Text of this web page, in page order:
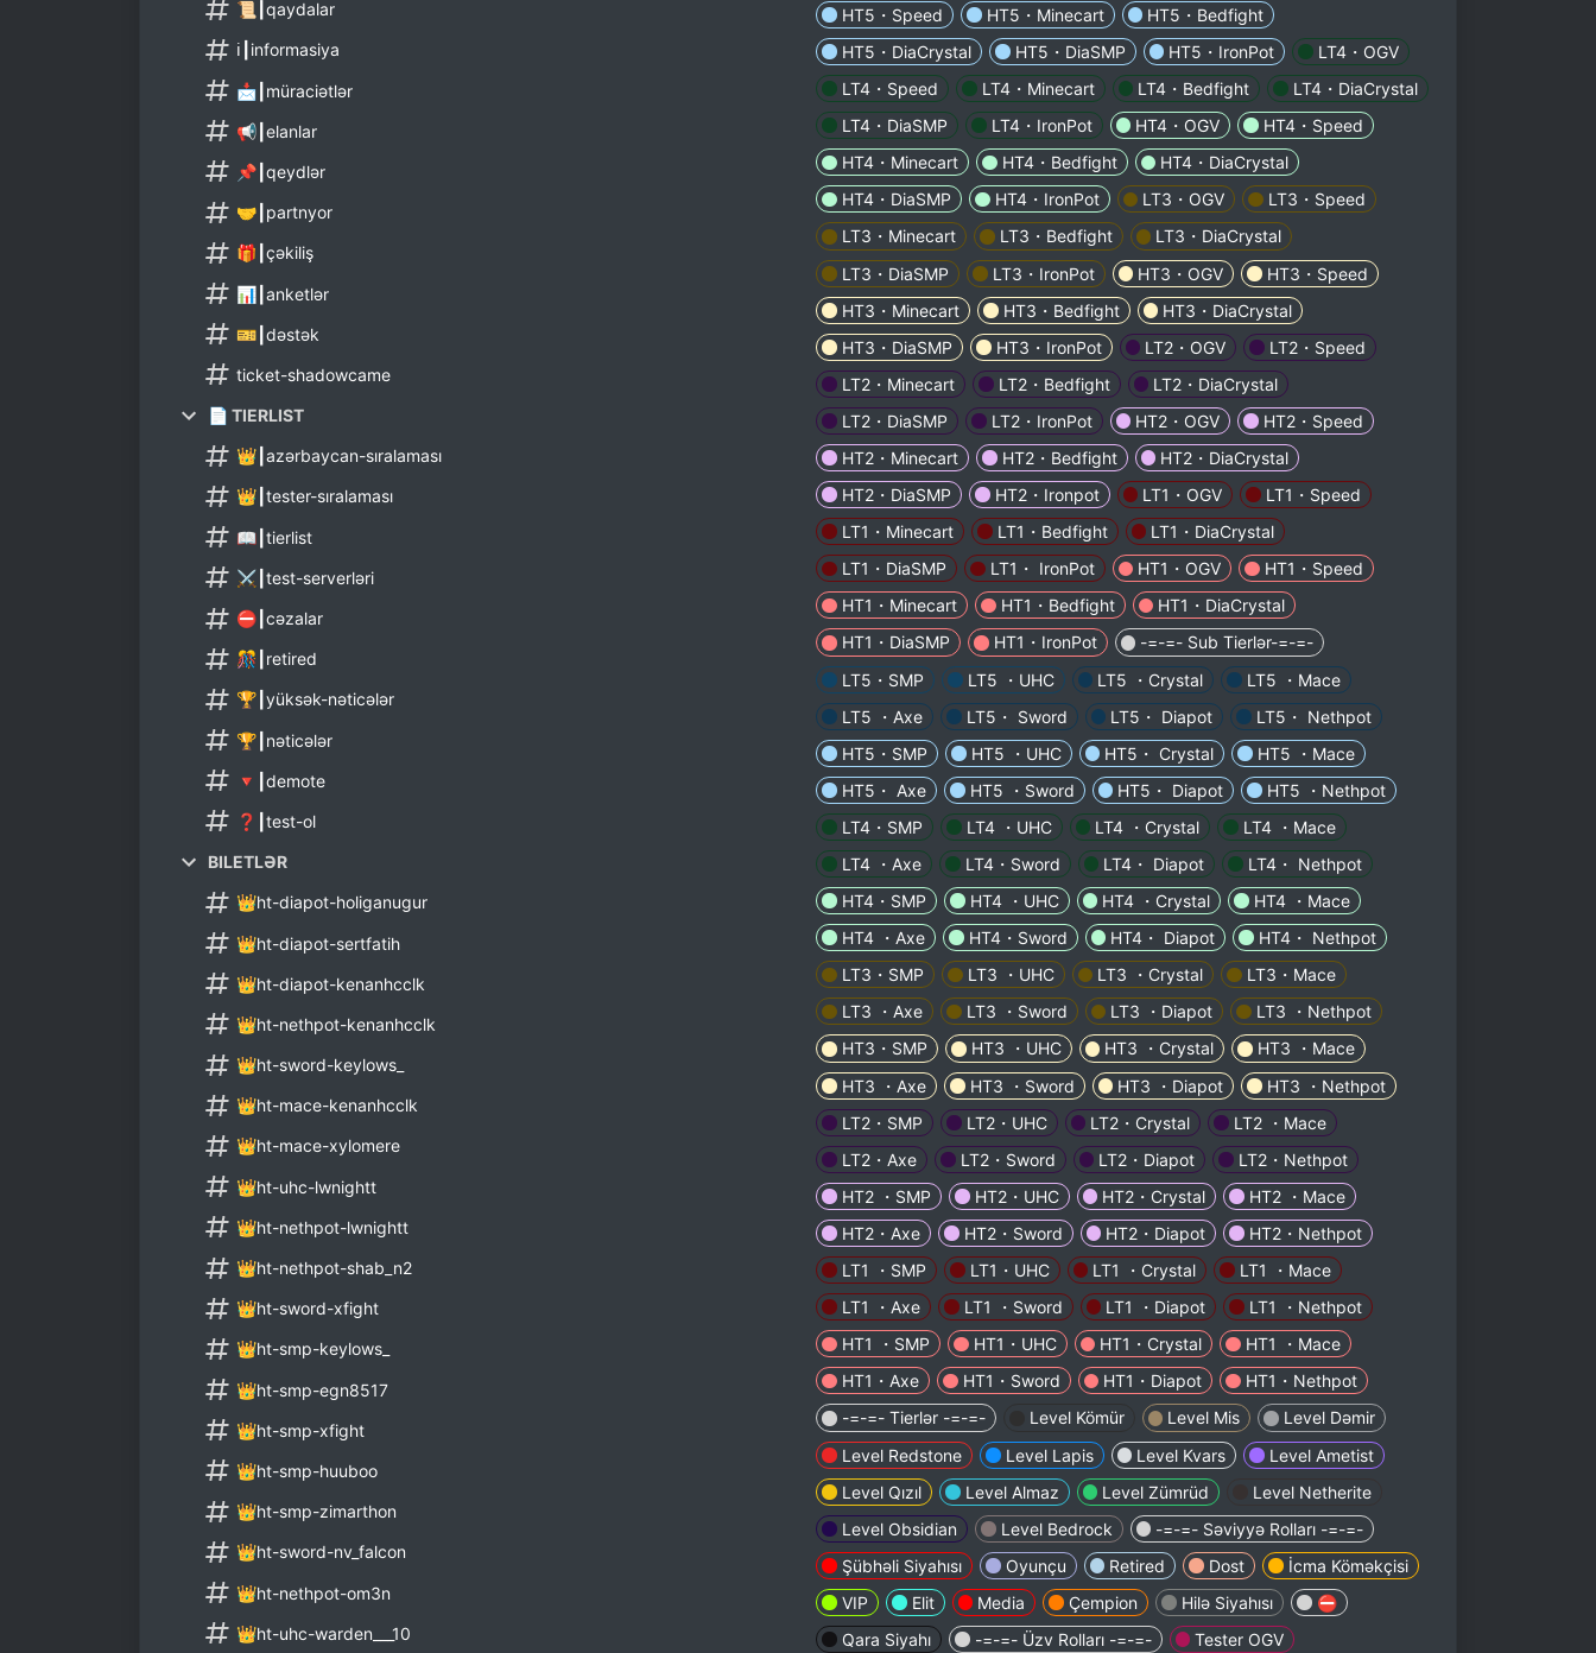
📜┃qaydalar
ℹ️┃informasiya
📩┃müraciətlər
📢┃elanlar
📌┃qeydlər
🤝┃partnyor
🎁┃çəkiliş
📊┃anketlər
🎫┃dəstək
ticket-shadowcame
📄 TIERLIST
👑┃azərbaycan-sıralaması
👑┃tester-sıralaması
📖┃tierlist
⚔️┃test-serverləri
⛔┃cəzalar
🎊┃retired
🏆┃yüksək-nəticələr
🏆┃nəticələr
🔻┃demote
❓┃test-ol
BILETLƏR
👑ht-diapot-holiganugur
👑ht-diapot-sertfatih
👑ht-diapot-kenanhcclk
👑ht-nethpot-kenanhcclk
👑ht-sword-keylows_
👑ht-mace-kenanhcclk
👑ht-mace-xylomere
👑ht-uhc-lwnightt
👑ht-nethpot-lwnightt
👑ht-nethpot-shab_n2
👑ht-sword-xfight
👑ht-smp-keylows_
👑ht-smp-egn8517
👑ht-smp-xfight
👑ht-smp-huuboo
👑ht-smp-zimarthon
👑ht-sword-nv_falcon
👑ht-nethpot-om3n
👑ht-uhc-warden___10
HT5・Speed
HT5・Minecart
HT5・Bedfight
HT5・DiaCrystal
HT5・DiaSMP HT5・IronPot
LT4・OGV
LT4・Speed
LT4・Minecart LT4・Bedfight
LT4・DiaCrystal
LT4・DiaSMP
LT4・IronPot HT4・OGV
HT4・Speed
HT4・Minecart
HT4・Bedfight
HT4・DiaCrystal
HT4・DiaSMP
HT4・IronPot LT3・OGV
LT3・Speed
LT3・Minecart
LT3・Bedfight
LT3・DiaCrystal
LT3・DiaSMP
LT3・IronPot HT3・OGV
HT3・Speed
HT3・Minecart
HT3・Bedfight
HT3・DiaCrystal
HT3・DiaSMP
HT3・IronPot LT2・OGV
LT2・Speed
LT2・Minecart
LT2・Bedfight
LT2・DiaCrystal
LT2・DiaSMP
LT2・IronPot HT2・OGV
HT2・Speed
HT2・Minecart
HT2・Bedfight
HT2・DiaCrystal
HT2・DiaSMP
HT2・Ironpot LT1・OGV
LT1・Speed
LT1・Minecart
LT1・Bedfight
LT1・DiaCrystal
LT1・DiaSMP
LT1・ IronPot HT1・OGV
HT1・Speed
HT1・Minecart
HT1・Bedfight
HT1・DiaCrystal
HT1・DiaSMP
HT1・IronPot
-=-=- Sub Tierlər-=-=-
LT5・SMP
LT5 ・UHC LT5 ・Crystal
LT5 ・Mace
LT5 ・Axe
LT5・ Sword LT5・ Diapot
LT5・ Nethpot
HT5・SMP
HT5 ・UHC HT5・ Crystal
HT5 ・Mace
HT5・ Axe
HT5 ・Sword HT5・ Diapot
HT5 ・Nethpot
LT4・SMP
LT4 ・UHC LT4 ・Crystal
LT4 ・Mace
LT4 ・Axe
LT4・Sword LT4・ Diapot
LT4・ Nethpot
HT4・SMP
HT4 ・UHC HT4 ・Crystal
HT4 ・Mace
HT4 ・Axe
HT4・Sword HT4・ Diapot
HT4・ Nethpot
LT3・SMP
LT3 ・UHC LT3 ・Crystal
LT3・Mace
LT3 ・Axe
LT3 ・Sword LT3 ・Diapot
LT3 ・Nethpot
HT3・SMP
HT3 ・UHC HT3 ・Crystal
HT3 ・Mace
HT3 ・Axe
HT3 ・Sword HT3 ・Diapot
HT3 ・Nethpot
LT2・SMP
LT2・UHC LT2・Crystal
LT2 ・Mace
LT2・Axe
LT2・Sword LT2・Diapot
LT2・Nethpot
HT2 ・SMP
HT2・UHC HT2・Crystal
HT2 ・Mace
HT2・Axe
HT2・Sword HT2・Diapot
HT2・Nethpot
LT1 ・SMP
LT1・UHC LT1 ・Crystal
LT1 ・Mace
LT1 ・Axe
LT1 ・Sword LT1 ・Diapot
LT1 ・Nethpot
HT1 ・SMP
HT1・UHC HT1・Crystal
HT1 ・Mace
HT1・Axe
HT1・Sword HT1・Diapot
HT1・Nethpot
-=-=- Tierlər -=-=-
Level Kömür Level Mis
Level Dəmir
Level Redstone
Level Lapis Level Kvars
Level Ametist
Level Qızıl
Level Almaz Level Zümrüd
Level Netherite
Level Obsidian
Level Bedrock
-=-=- Səviyyə Rolları -=-=-
Şübhəli Siyahısı
Oyunçu Retired Dost
İcma Köməkçisi
VIP
Elit Media Çempion Hilə Siyahısı
⛔
Qara Siyahı
-=-=- Üzv Rolları -=-=-
Tester OGV